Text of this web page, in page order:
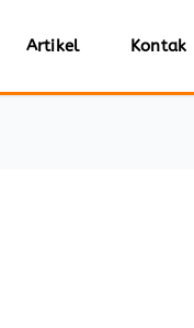
Artikel Kontak